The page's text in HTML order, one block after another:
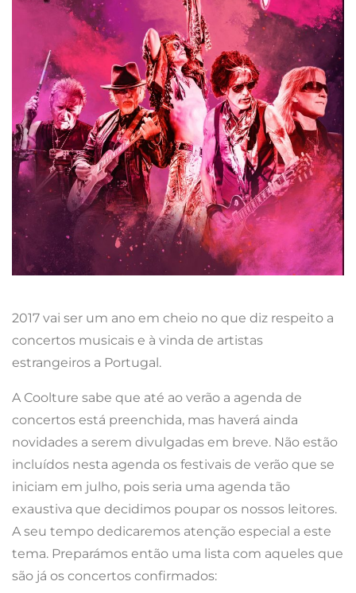
2017 vai ser um ano em cheio no que diz respeito a
concertos musicais e à vinda de artistas
estrangeiros a Portugal.
A Coolture sabe que até ao verão a agenda de
concertos está preenchida, mas haverá ainda
novidades a serem divulgadas em breve. Não estão
incluídos nesta agenda os festivais de verão que se
iniciam em julho, pois seria uma agenda tão
exaustiva que decidimos poupar os nossos leitores.
A seu tempo dedicaremos atenção especial a este
tema. Preparámos então uma lista com aqueles que
são já os concertos confirmados: